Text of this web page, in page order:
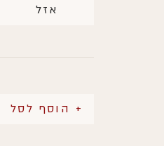
אזל
+ הוסף לסל